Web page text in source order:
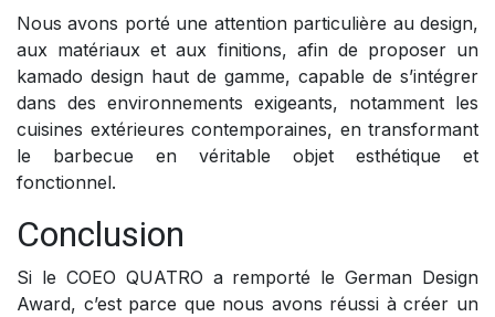
Nous avons porté une attention particulière au design,
aux matériaux et aux finitions, afin de proposer un
kamado design haut de gamme, capable de s’intégrer
dans des environnements exigeants, notamment les
cuisines extérieures contemporaines, en transformant
le barbecue en véritable objet esthétique et
fonctionnel.
Conclusion
Si le COEO QUATRO a remporté le German Design
Award, c’est parce que nous avons réussi à créer un